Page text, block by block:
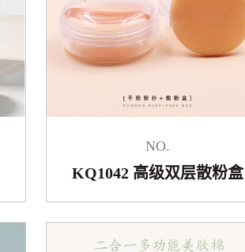
NO.
KQ1042 高级双层散粉盒